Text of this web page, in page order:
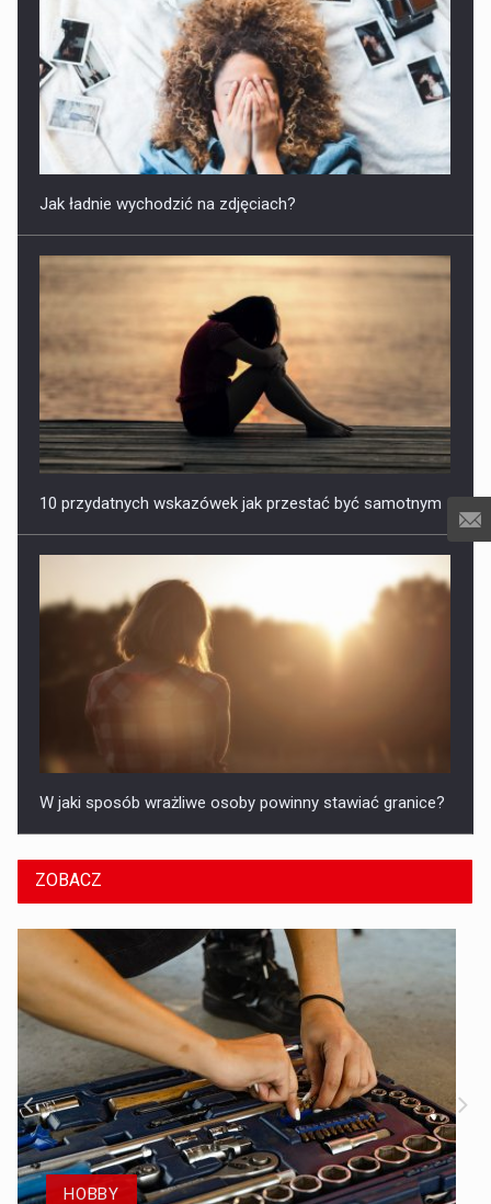
Jak ładnie wychodzić na zdjęciach?
10 przydatnych wskazówek jak przestać być samotnym
W jaki sposób wrażliwe osoby powinny stawiać granice?
ZOBACZ
HOBBY